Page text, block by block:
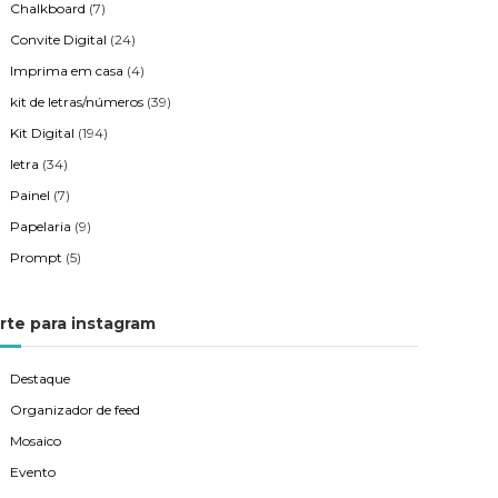
Chalkboard (7)
Convite Digital (24)
Imprima em casa (4)
kit de letras/números (39)
Kit Digital (194)
letra (34)
Painel (7)
Papelaria (9)
Prompt (5)
para instagram
Destaque
Organizador de feed
Mosaico
Evento